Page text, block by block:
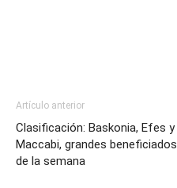
Artículo anterior
Clasificación: Baskonia, Efes y
Maccabi, grandes beneficiados
de la semana